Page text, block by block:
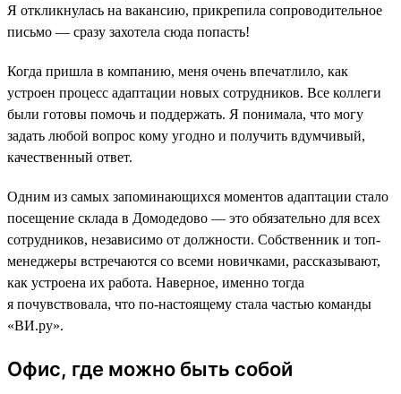
Я откликнулась на вакансию, прикрепила сопроводительное
письмо — сразу захотела сюда попасть!
Когда пришла в компанию, меня очень впечатлило, как
устроен процесс адаптации новых сотрудников. Все коллеги
были готовы помочь и поддержать. Я понимала, что могу
задать любой вопрос кому угодно и получить вдумчивый,
качественный ответ.
Одним из самых запоминающихся моментов адаптации стало
посещение склада в Домодедово — это обязательно для всех
сотрудников, независимо от должности. Собственник и топ-
менеджеры встречаются со всеми новичками, рассказывают,
как устроена их работа. Наверное, именно тогда
я почувствовала, что по-настоящему стала частью команды
«ВИ.ру».
Офис, где можно быть собой